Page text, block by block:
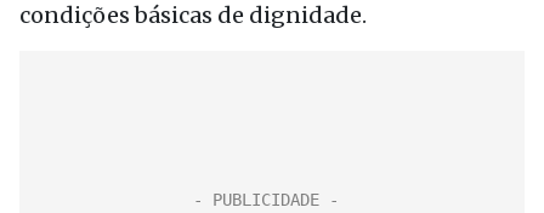
condições básicas de dignidade.